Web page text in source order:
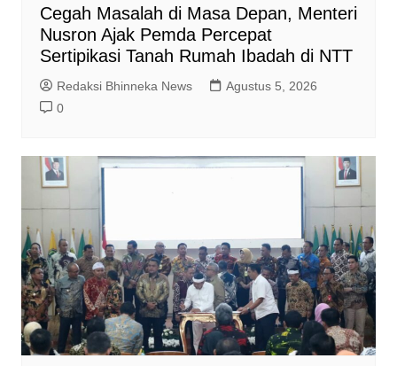
Cegah Masalah di Masa Depan, Menteri
Nusron Ajak Pemda Percepat
Sertipikasi Tanah Rumah Ibadah di NTT
Redaksi Bhinneka News
Agustus 5, 2026
0